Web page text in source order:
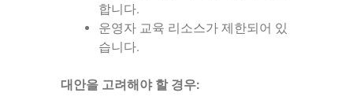
합니다.
운영자 교육 리소스가 제한되어 있
습니다.
대안을 고려해야 할 경우: